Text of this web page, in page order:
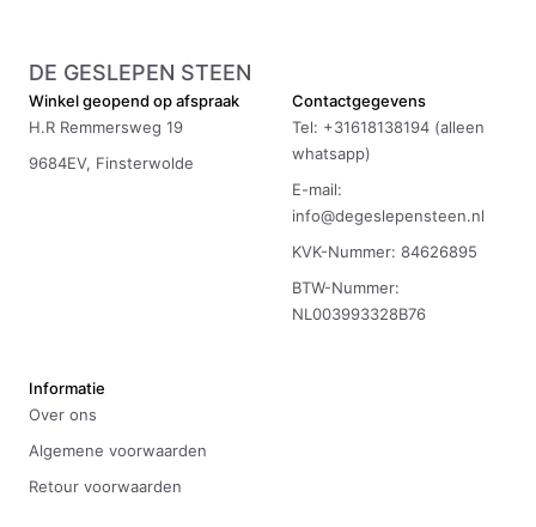
DE GESLEPEN STEEN
Winkel geopend op afspraak
H.R Remmersweg 19
9684EV, Finsterwolde
Contactgegevens
Tel: +31618138194 (alleen
whatsapp)
E-mail:
info@degeslepensteen.nl
KVK-Nummer: 84626895
BTW-Nummer:
NL003993328B76
Informatie
Over ons
Algemene voorwaarden
Retour voorwaarden